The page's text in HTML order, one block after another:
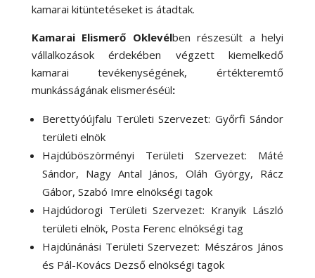
kamarai kitüntetéseket is átadtak.
Kamarai Elismerő Oklevélben részesült a helyi
vállalkozások érdekében végzett kiemelkedő
kamarai tevékenységének, értékteremtő
munkásságának elismeréséül:
Berettyóújfalu Területi Szervezet: Győrfi Sándor
területi elnök
Hajdúböszörményi Területi Szervezet: Máté
Sándor, Nagy Antal János, Oláh György, Rácz
Gábor, Szabó Imre elnökségi tagok
Hajdúdorogi Területi Szervezet: Kranyik László
területi elnök, Posta Ferenc elnökségi tag
Hajdúnánási Területi Szervezet: Mészáros János
és Pál-Kovács Dezső elnökségi tagok